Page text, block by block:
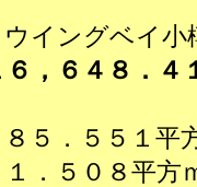
ウイングベイ
，６４８．４
５．５５１
．５０８平方